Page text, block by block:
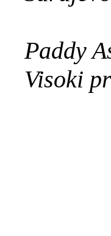
Paddy
Visoki